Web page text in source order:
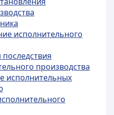
исполнительного
производства
исполнительных